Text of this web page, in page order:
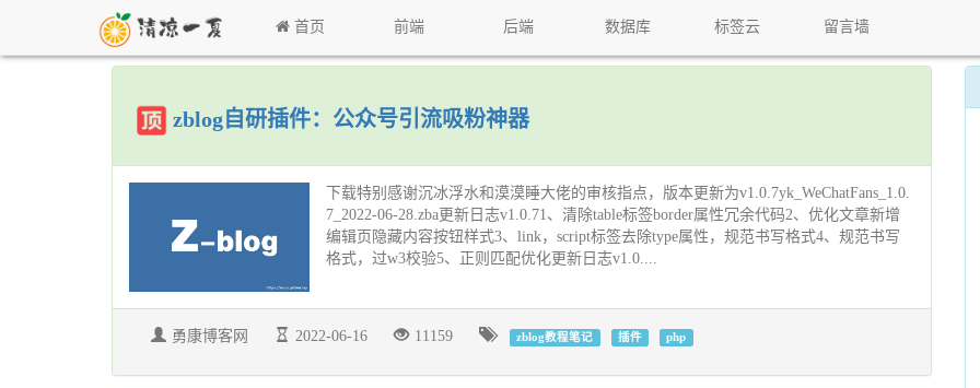
首页 前端 后端 数据库 标签云 留言墙
zblog自研插件：公众号引流吸粉神器
下载特别感谢沉冰浮水和漠漠睡大佬的审核指点，版本更新为v1.0.7yk_WeChatFans_1.0.
7_2022-06-28.zba更新日志v1.0.71、清除table标签border属性冗余代码2、优化文章新增
编辑页隐藏内容按钮样式3、link，script标签去除type属性，规范书写格式4、规范书写
格式，过w3校验5、正则匹配优化更新日志v1.0....
勇康博客网 2022-06-16 11159 zblog教程笔记 插件 php